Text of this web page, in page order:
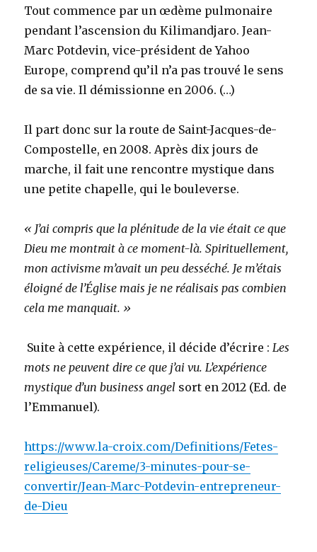
Tout commence par un œdème pulmonaire
pendant l’ascension du Kilimandjaro. Jean-
Marc Potdevin, vice-président de Yahoo
Europe, comprend qu’il n’a pas trouvé le sens
de sa vie. Il démissionne en 2006. (…)
Il part donc sur la route de Saint-Jacques-de-
Compostelle, en 2008. Après dix jours de
marche, il fait une rencontre mystique dans
une petite chapelle, qui le bouleverse.
« J’ai compris que la plénitude de la vie était ce que
Dieu me montrait à ce moment-là. Spirituellement,
mon activisme m’avait un peu desséché. Je m’étais
éloigné de l’Église mais je ne réalisais pas combien
cela me manquait. »
Suite à cette expérience, il décide d’écrire :Les
mots ne peuvent dire ce que j’ai vu. L’expérience
mystique d’un business angel sort en 2012 (Ed. de
l’Emmanuel).
https://www.la-croix.com/Definitions/Fetes-
religieuses/Careme/3-minutes-pour-se-
convertir/Jean-Marc-Potdevin-entrepreneur-
de-Dieu